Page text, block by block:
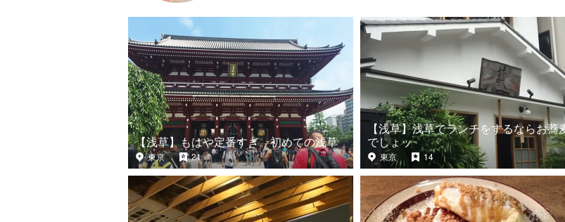
【浅草】もはや定番すぎ。初めての浅草
東京 21
【浅草】浅草でランチをするならお蕎
でしょッ
東京 14